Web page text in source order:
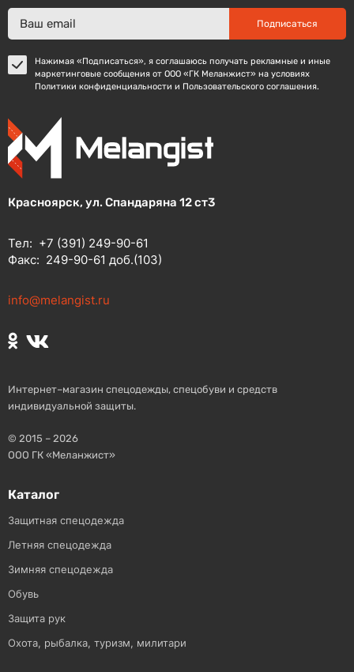
Подписаться
Нажимая «Подписаться», я соглашаюсь получать рекламные и иные
маркетинговые сообщения от ООО «ГК Меланжист» на условиях
Политики конфиденциальности и Пользовательского соглашения.
Красноярск, ул. Спандаряна 12 ст3
Тел: +7 (391) 249-90-61
Факс: 249-90-61 доб.(103)
info@melangist.ru
Интернет–магазин спецодежды, спецобуви и средств
индивидуальной защиты.
© 2015 – 2026
ООО ГК «Меланжист»
Каталог
Защитная спецодежда
Летняя спецодежда
Зимняя спецодежда
Обувь
Защита рук
Охота, рыбалка, туризм, милитари